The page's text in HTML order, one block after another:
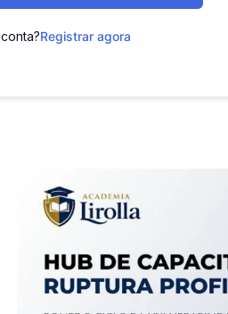
Registrar agora